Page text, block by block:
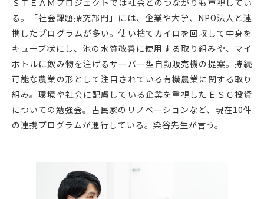
る。「社会課題探究部門」には、企業や大学、NPO法人と連
携したプログラムが多い。使い捨てカイロを回収して中身を
キューブ状にし、池の水質改善に使用する取り組みや、マイ
ボトルに飲み物を注げるサーバー型自動販売機の提案。持続
可能な農業の形として注目されている有機農業に関する取り
組み。環境や社会に配慮している企業を重視したＥＳＧ投資
についての勉強会。古民家のリノベーションなど、現在10件
の連携プログラムが進行している。染谷先生が言う。